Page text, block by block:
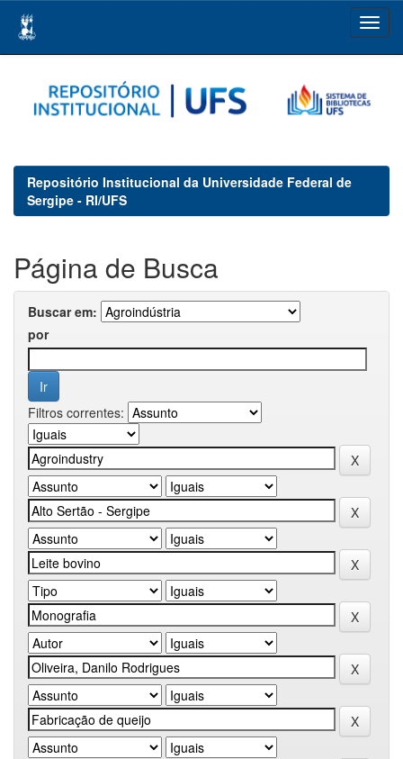
navigation
Repositório Institucional da Universidade Federal de
Sergipe - RI/UFS
Página de Busca
Buscar em:
por
Filtros correntes: